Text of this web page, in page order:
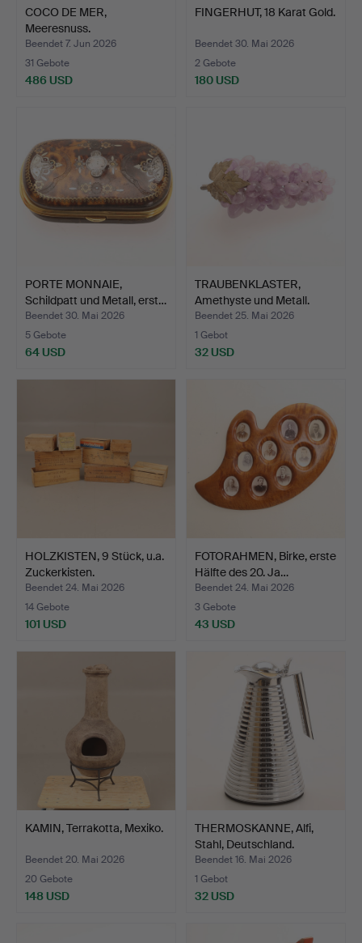
COCO DE MER,
Meeresnuss.
Beendet 7. Jun 2026
31 Gebote
486 USD
FINGERHUT, 18 Karat Gold.
Beendet 30. Mai 2026
2 Gebote
180 USD
PORTE MONNAIE,
Schildpatt und Metall, erst…
Beendet 30. Mai 2026
5 Gebote
64 USD
TRAUBENKLASTER,
Amethyste und Metall.
Beendet 25. Mai 2026
1 Gebot
32 USD
HOLZKISTEN, 9 Stück, u.a.
Zuckerkisten.
Beendet 24. Mai 2026
14 Gebote
101 USD
FOTORAHMEN, Birke, erste
Hälfte des 20. Ja…
Beendet 24. Mai 2026
3 Gebote
43 USD
KAMIN, Terrakotta, Mexiko.
Beendet 20. Mai 2026
20 Gebote
148 USD
THERMOSKANNE, Alfi,
Stahl, Deutschland.
Beendet 16. Mai 2026
1 Gebot
32 USD